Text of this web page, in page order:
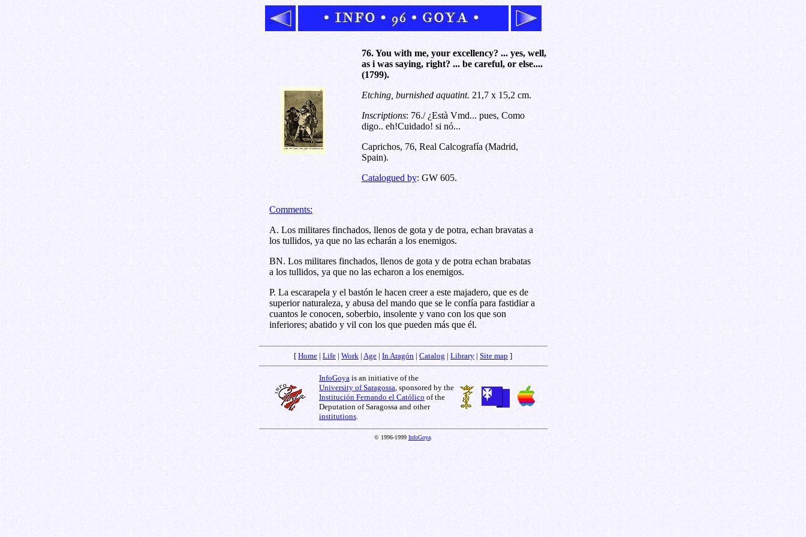
76. You with me, your excellency? ... yes, well,
as i was saying, right? ... be careful, or else....
(1799).
Etching, burnished aquatint. 21,7 x 15,2 cm.
Inscriptions: 76./ ¿Està Vmd... pues, Como
digo.. eh!Cuidado! si nó...
Caprichos, 76, Real Calcografía (Madrid,
Spain).
Catalogued by: GW 605.
Comments:
A. Los militares finchados, llenos de gota y de potra, echan bravatas a
los tullidos, ya que no las echarán a los enemigos.
BN. Los militares finchados, llenos de gota y de potra echan brabatas
a los tullidos, ya que no las echaron a los enemigos.
P. La escarapela y el bastón le hacen creer a este majadero, que es de
superior naturaleza, y abusa del mando que se le confía para fastidiar a
cuantos le conocen, soberbio, insolente y vano con los que son
inferiores; abatido y vil con los que pueden más que él.
[ Home | Life | Work | Age | In Aragón | Catalog | Library | Site map ]
InfoGoya is an initiative of the
University of Saragossa, sponsored by the
Institución Fernando el Católico of the
Deputation of Saragossa and other
institutions.
© 1996-1999 InfoGoya.